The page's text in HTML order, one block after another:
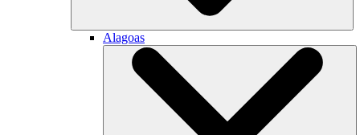
Alagoas